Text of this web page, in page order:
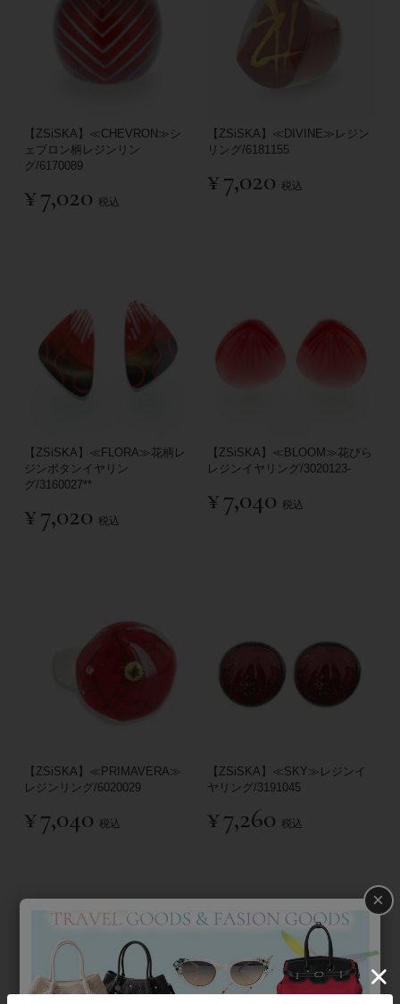
【ZSiSKA】≪CHEVRON≫シ
ェブロン柄レジンリン
グ/6170089
¥7,020 税込
【ZSiSKA】≪DIVINE≫レジン
リング/6181155
¥7,020 税込
【ZSiSKA】≪FLORA≫花柄レ
ジンボタンイヤリン
グ/3160027**
¥7,020 税込
【ZSiSKA】≪BLOOM≫花びら
レジンイヤリング/3020123-
¥7,040 税込
【ZSiSKA】≪PRIMAVERA≫
レジンリング/6020029
¥7,040 税込
【ZSiSKA】≪SKY≫レジンイ
ヤリング/3191045
¥7,260 税込
×